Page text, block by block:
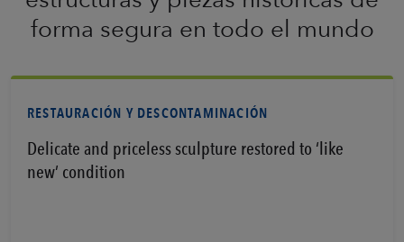
forma segura en todo el mundo
RESTAURACIÓN Y DESCONTAMINACIÓN
Delicate and priceless sculpture restored to ‘like
new’ condition